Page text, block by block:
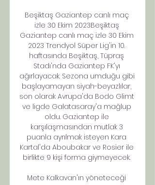
Beşiktaş Gaziantep canlı maç
izle 30 Ekim 2023Beşiktaş
Gaziantep canlı maç izle 30 Ekim
2023 Trendyol Süper Lig'in 10.
haftasında Beşiktaş, Tüpraş
Stadı'nda Gaziantep FK'yı
ağırlayacak. Sezona umduğu gibi
başlayamayan siyah-beyazlılar,
son olarak Avrupa'da Bodo Glimt
ve ligde Galatasaray'a mağlup
oldu. Gaziantep ile
karşılaşmasından mutlak 3
puanla ayrılmak isteyen Kara
Kartal'da Aboubakar ve Rosier ile
birlikte 9 kişi forma giymeyecek.
Mete Kalkavan'ın yöneteceği